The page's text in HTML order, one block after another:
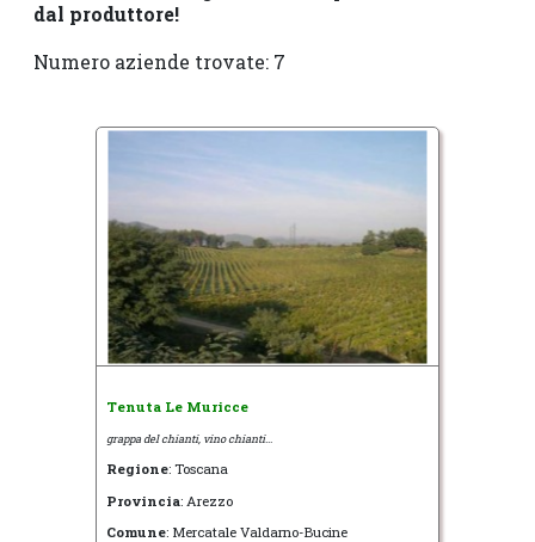
dal produttore!
Numero aziende trovate: 7
Tenuta Le Muricce
grappa del chianti, vino chianti...
Regione: Toscana
Provincia: Arezzo
Comune: Mercatale Valdarno-Bucine